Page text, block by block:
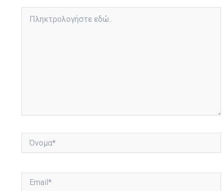
εδώ..